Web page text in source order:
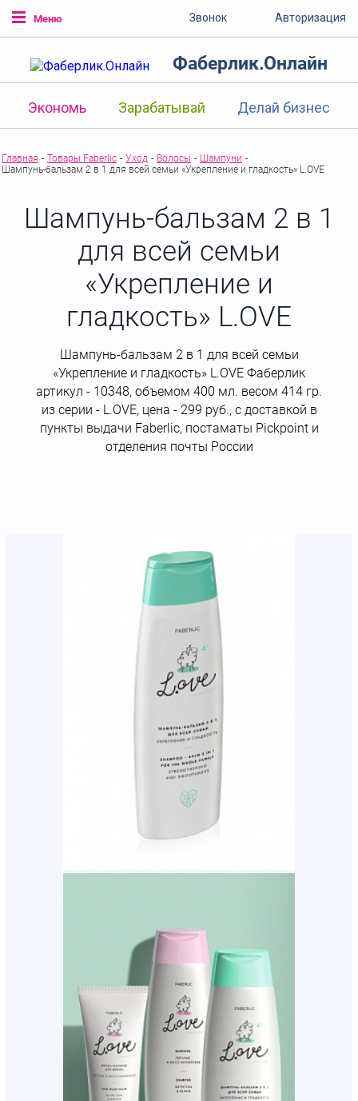
Меню Звонок Авторизация
Фаберлик.Онлайн
Экономь Зарабатывай Делай бизнес
Главная - Товары Faberlic - Уход - Волосы - Шампуни -
Шампунь-бальзам 2 в 1 для всей семьи «Укрепление и гладкость» L.OVE
Шампунь-бальзам 2 в 1
для всей семьи
«Укрепление и
гладкость» L.OVE
Шампунь-бальзам 2 в 1 для всей семьи
«Укрепление и гладкость» L.OVE Фаберлик
артикул - 10348, объемом 400 мл. весом 414 гр.
из серии - L.OVE, цена - 299 руб., с доставкой в
пункты выдачи Faberlic, постаматы Рickpoint и
отделения почты России